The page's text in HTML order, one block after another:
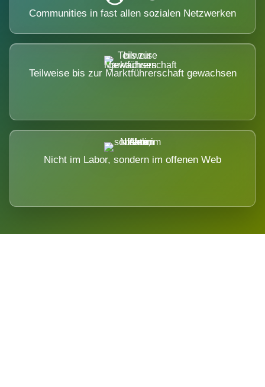
Communities in fast allen sozialen Netzwerken
Teilweise bis zur Marktführerschaft gewachsen
Nicht im Labor, sondern im offenen Web